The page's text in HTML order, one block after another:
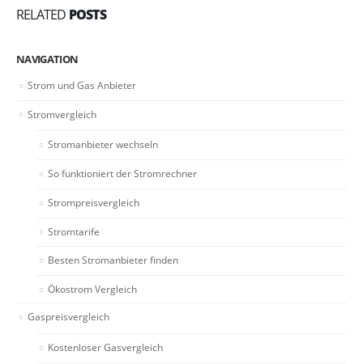
RELATED POSTS
NAVIGATION
Strom und Gas Anbieter
Stromvergleich
Stromanbieter wechseln
So funktioniert der Stromrechner
Strompreisvergleich
Stromtarife
Besten Stromanbieter finden
Ökostrom Vergleich
Gaspreisvergleich
Kostenloser Gasvergleich